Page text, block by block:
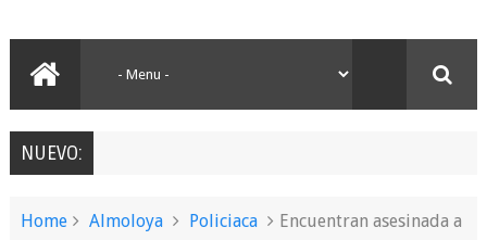
NUEVO:
Home Almoloya Policiaca
Encuentran asesinada a